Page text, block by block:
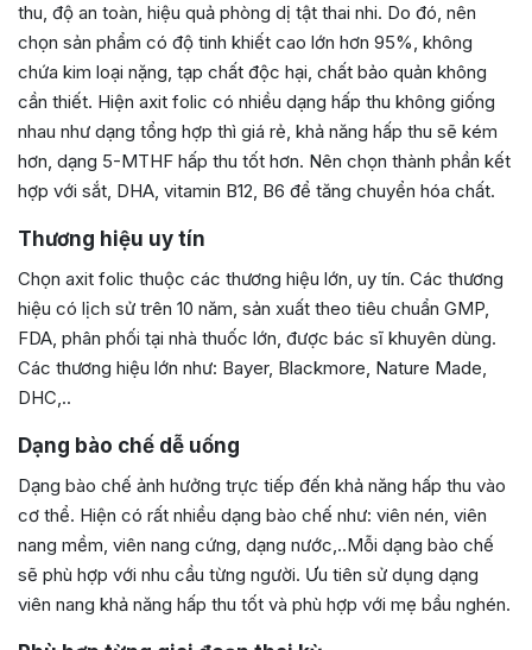
thu, độ an toàn, hiệu quả phòng dị tật thai nhi. Do đó, nên
chọn sản phẩm có độ tinh khiết cao lớn hơn 95%, không
chứa kim loại nặng, tạp chất độc hại, chất bảo quản không
cần thiết. Hiện axit folic có nhiều dạng hấp thu không giống
nhau như dạng tổng hợp thì giá rẻ, khả năng hấp thu sẽ kém
hơn, dạng 5-MTHF hấp thu tốt hơn. Nên chọn thành phần kết
hợp với sắt, DHA, vitamin B12, B6 để tăng chuyển hóa chất.
Thương hiệu uy tín
Chọn axit folic thuộc các thương hiệu lớn, uy tín. Các thương
hiệu có lịch sử trên 10 năm, sản xuất theo tiêu chuẩn GMP,
FDA, phân phối tại nhà thuốc lớn, được bác sĩ khuyên dùng.
Các thương hiệu lớn như: Bayer, Blackmore, Nature Made,
DHC,..
Dạng bào chế dễ uống
Dạng bào chế ảnh hưởng trực tiếp đến khả năng hấp thu vào
cơ thể. Hiện có rất nhiều dạng bào chế như: viên nén, viên
nang mềm, viên nang cứng, dạng nước,..Mỗi dạng bào chế
sẽ phù hợp với nhu cầu từng người. Ưu tiên sử dụng dạng
viên nang khả năng hấp thu tốt và phù hợp với mẹ bầu nghén.